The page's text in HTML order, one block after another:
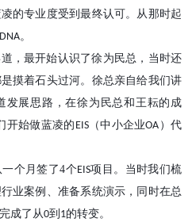
的专业度受到最终认可。从那时起
DNA。
，最开始认识了徐为民总，当时还
摸着石头过河。徐总亲自给我们讲
发展思路，在徐为民总和王耘的成
开始做蓝凌的 EIS（中小企业OA ）代
个月签了4个EIS项目。当时我们梳
业案例、准备系统演示，同时在总
成了从0到 1的转变。